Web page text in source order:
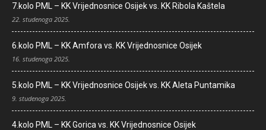
7.kolo PML – KK Vrijednosnice Osijek vs. KK Ribola Kaštela
22. studenoga 2025.
6.kolo PML – KK Amfora vs. KK Vrijednosnice Osijek
16. studenoga 2025.
5.kolo PML – KK Vrijednosnice Osijek vs. KK Aleta Puntamika
9. studenoga 2025.
4.kolo PML – KK Gorica vs. KK Vrijednosnice Osijek